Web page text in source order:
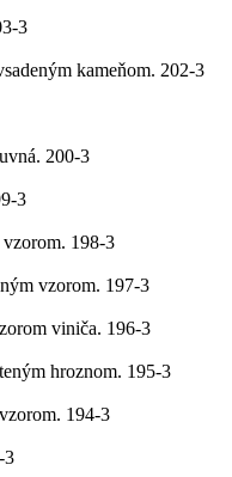
3
kameňom. 202-3
200-3
3
198-3
vzorom. 197-3
viniča. 196-3
hroznom. 195-3
194-3
3